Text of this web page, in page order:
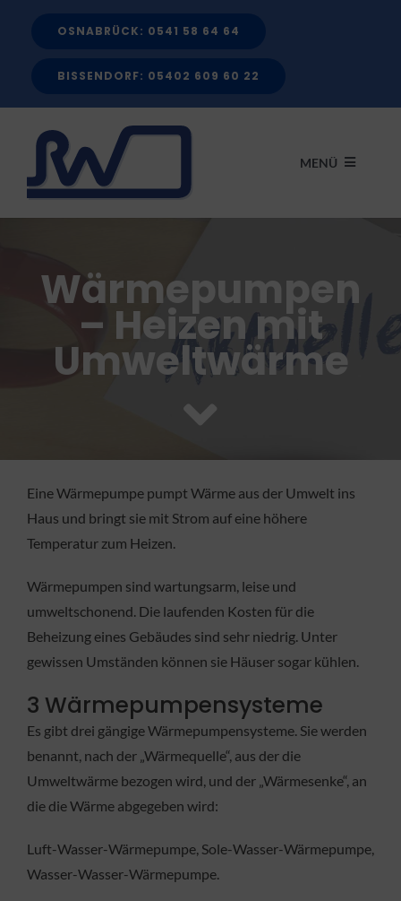
OSNABRÜCK: 0541 58 64 64
BISSENDORF: 05402 609 60 22
MENÜ
LEISTUNGEN
FÖRDERMITTEL
FACHBETRIEB
KONTAKT
Wärmepumpen
– Heizen mit
Umweltwärme
Eine Wärmepumpe pumpt Wärme aus der Umwelt ins
Haus und bringt sie mit Strom auf eine höhere
Temperatur zum Heizen.
Wärmepumpen sind wartungsarm, leise und
umweltschonend. Die laufenden Kosten für die
Beheizung eines Gebäudes sind sehr niedrig. Unter
gewissen Umständen können sie Häuser sogar kühlen.
3 Wärmepumpensysteme
Es gibt drei gängige Wärmepumpensysteme. Sie werden
benannt, nach der „Wärmequelle“, aus der die
Umweltwärme bezogen wird, und der „Wärmesenke“, an
die die Wärme abgegeben wird:
Luft-Wasser-Wärmepumpe, Sole-Wasser-Wärmepumpe,
Wasser-Wasser-Wärmepumpe.